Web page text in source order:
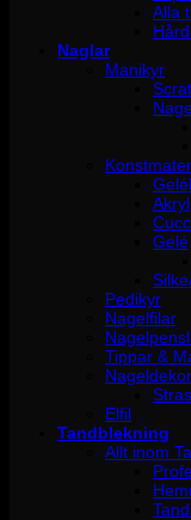
Alla
Naglar
Manikyr
Akryl
Gelé
Pedikyr
Nagelfilar
Tippar &
Elfil
Tandblekning
Allt inom